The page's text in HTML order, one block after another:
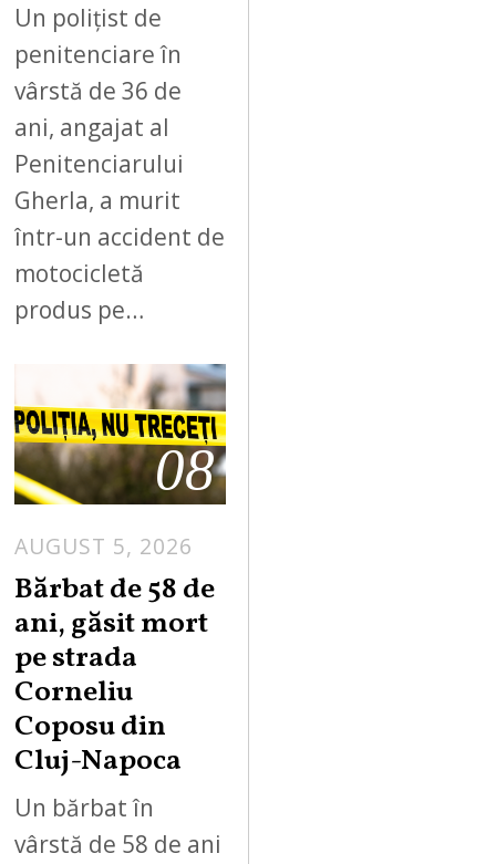
Un polițist de
penitenciare în
vârstă de 36 de
ani, angajat al
Penitenciarului
Gherla, a murit
într-un accident de
motocicletă
produs pe…
08
AUGUST 5, 2026
Bărbat de 58 de
ani, găsit mort
pe strada
Corneliu
Coposu din
Cluj-Napoca
Un bărbat în
vârstă de 58 de ani